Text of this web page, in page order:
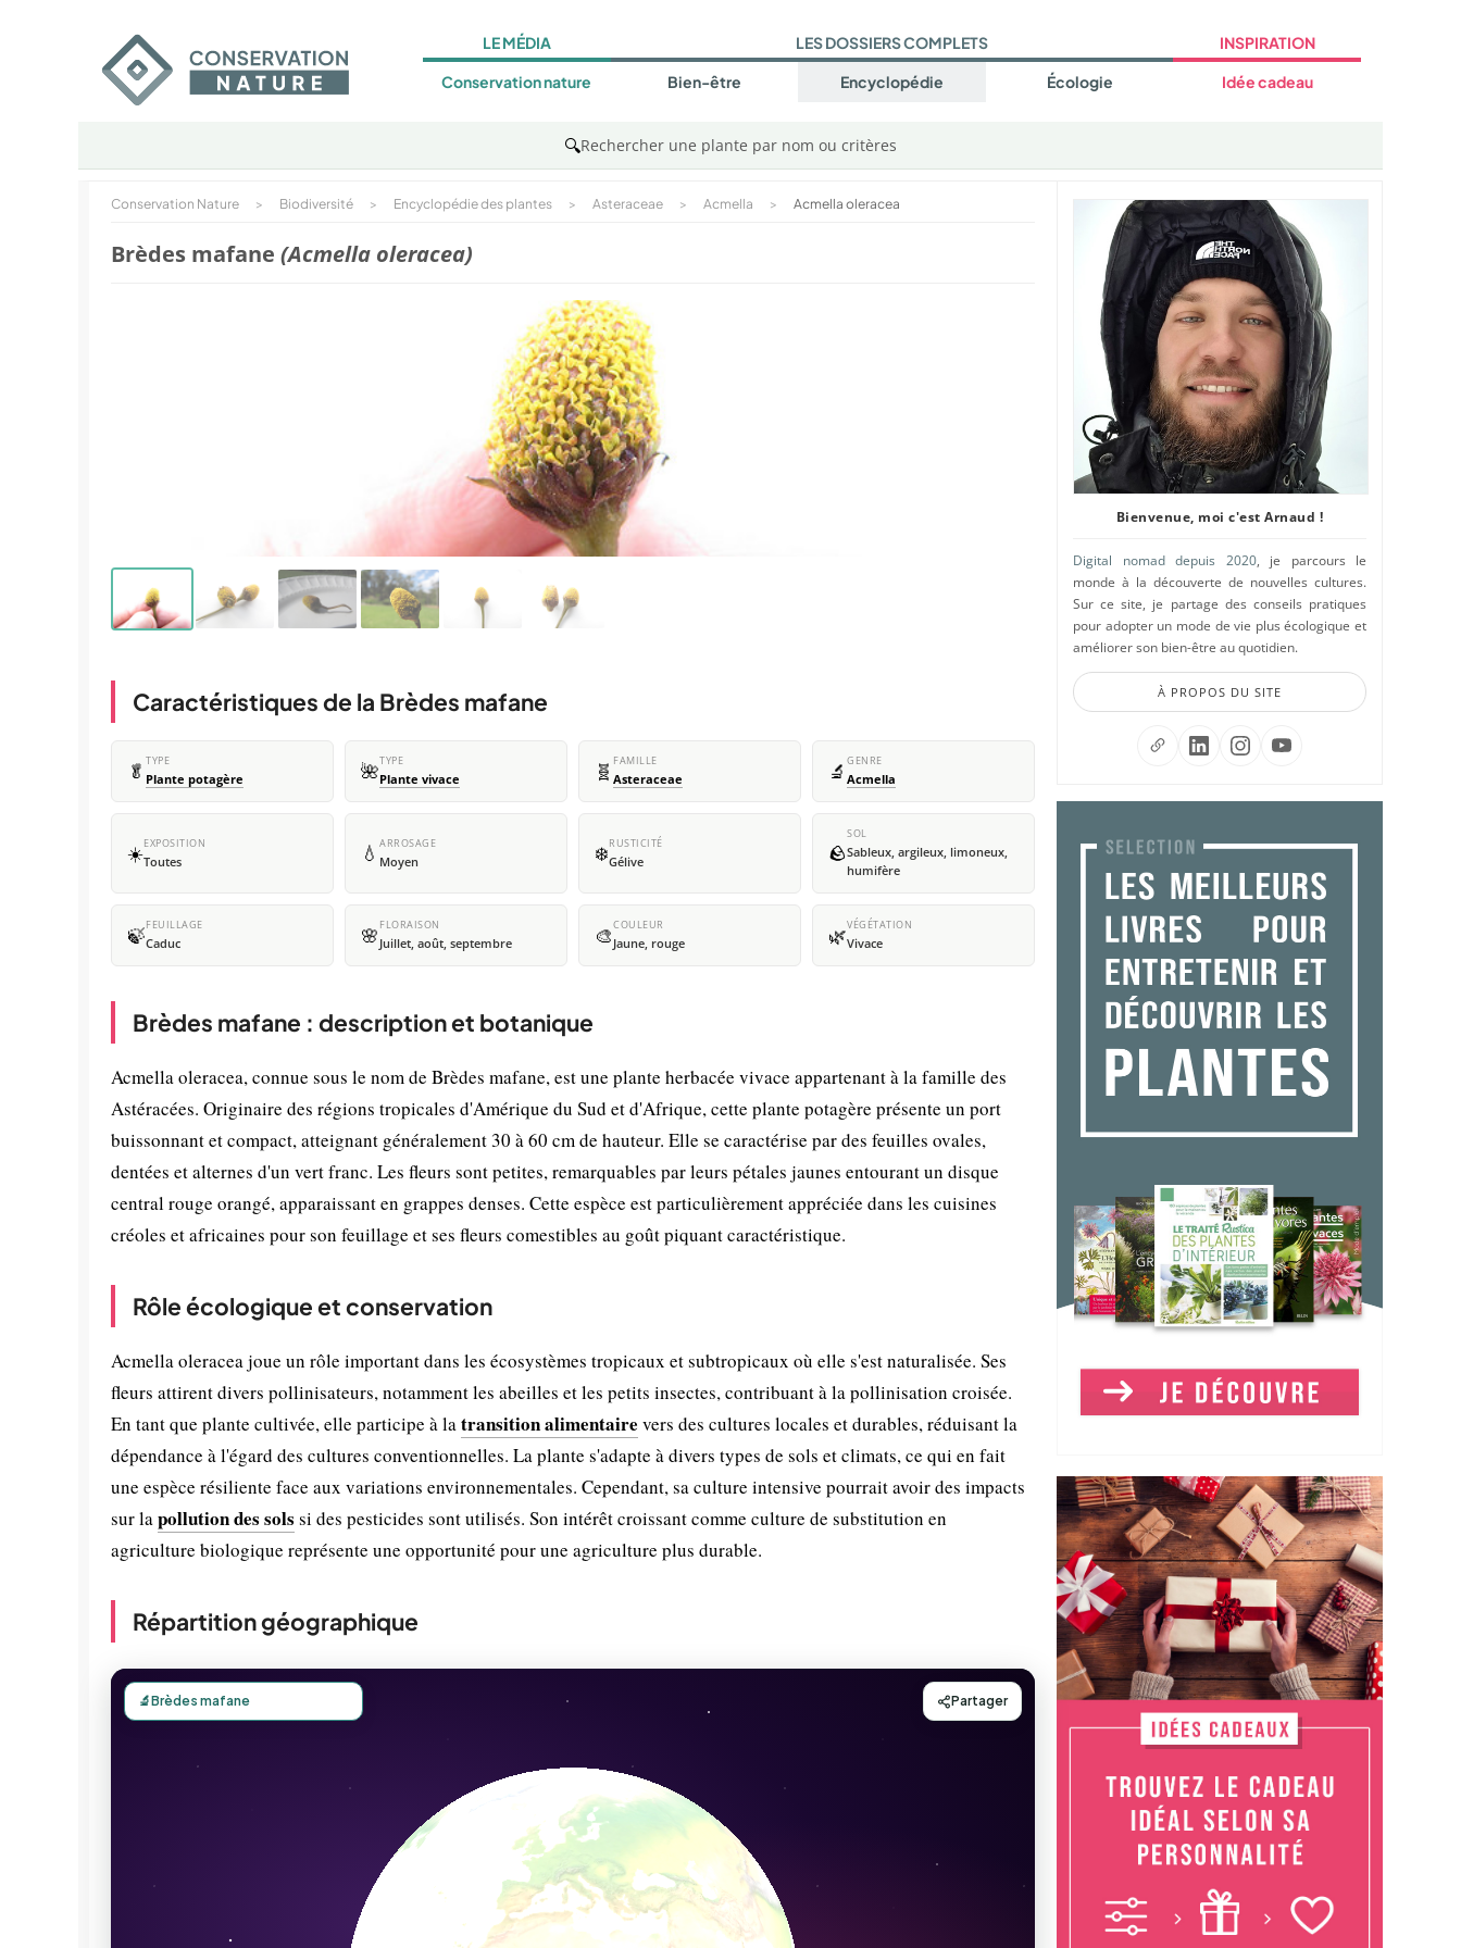
LE MÉDIA
Conservation nature
LES DOSSIERS COMPLETS
Bien-être Encyclopédie Écologie
INSPIRATION
Idée cadeau
🔍Rechercher une plante par nom ou critères
Conservation Nature > Biodiversité > Encyclopédie des plantes > Asteraceae > Acmella > Acmella oleracea
Brèdes mafane (Acmella oleracea)
Caractéristiques de la Brèdes mafane
🥬 TYPE
Plante potagère 🌺TYPE
Plante vivace 🧬 FAMILLE
Asteraceae 🔬 GENRE
Acmella
☀️EXPOSITION
Toutes 💧 ARROSAGE
Moyen ❄️RUSTICITÉ
Gélive 🪨
SOL
Sableux, argileux, limoneux,
humifère
🍃FEUILLAGE
Caduc 🌸 FLORAISON
Juillet, août, septembre 🎨COULEUR
Jaune, rouge 🌿VÉGÉTATION
Vivace
Brèdes mafane : description et botanique
Acmella oleracea, connue sous le nom de Brèdes mafane, est une plante herbacée vivace appartenant à la famille des
Astéracées. Originaire des régions tropicales d'Amérique du Sud et d'Afrique, cette plante potagère présente un port
buissonnant et compact, atteignant généralement 30 à 60 cm de hauteur. Elle se caractérise par des feuilles ovales,
dentées et alternes d'un vert franc. Les fleurs sont petites, remarquables par leurs pétales jaunes entourant un disque
central rouge orangé, apparaissant en grappes denses. Cette espèce est particulièrement appréciée dans les cuisines
créoles et africaines pour son feuillage et ses fleurs comestibles au goût piquant caractéristique.
Rôle écologique et conservation
Acmella oleracea joue un rôle important dans les écosystèmes tropicaux et subtropicaux où elle s'est naturalisée. Ses
fleurs attirent divers pollinisateurs, notamment les abeilles et les petits insectes, contribuant à la pollinisation croisée.
En tant que plante cultivée, elle participe à latransition alimentaire vers des cultures locales et durables, réduisant la
dépendance à l'égard des cultures conventionnelles. La plante s'adapte à divers types de sols et climats, ce qui en fait
une espèce résiliente face aux variations environnementales. Cependant, sa culture intensive pourrait avoir des impacts
sur lapollution des sols si des pesticides sont utilisés. Son intérêt croissant comme culture de substitution en
agriculture biologique représente une opportunité pour une agriculture plus durable.
Répartition géographique
Bienvenue, moi c'est Arnaud !
Digital nomad depuis 2020, je parcours le
monde à la découverte de nouvelles cultures.
Sur ce site, je partage des conseils pratiques
pour adopter un mode de vie plus écologique et
améliorer son bien-être au quotidien.
À PROPOS DU SITE